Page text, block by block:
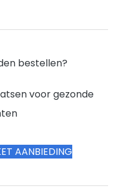
bestellen?
voor gezonde
AANBIEDING